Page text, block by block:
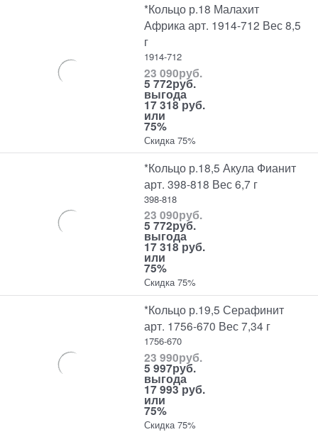
*Кольцо р.18 Малахит
Африка арт. 1914-712 Вес 8,5
г
1914-712
23 090руб.
5 772руб.
выгода
17 318 руб.
или
75%
Скидка 75%
*Кольцо р.18,5 Акула Фианит
арт. 398-818 Вес 6,7 г
398-818
23 090руб.
5 772руб.
выгода
17 318 руб.
или
75%
Скидка 75%
*Кольцо р.19,5 Серафинит
арт. 1756-670 Вес 7,34 г
1756-670
23 990руб.
5 997руб.
выгода
17 993 руб.
или
75%
Скидка 75%